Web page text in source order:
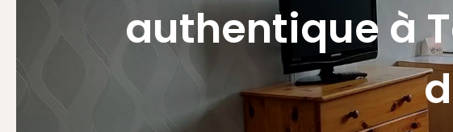
authentique à